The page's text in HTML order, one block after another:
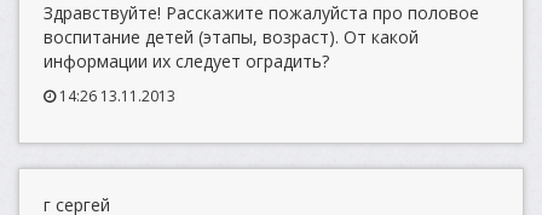
Здравствуйте! Расскажите пожалуйста про половое
воспитание детей (этапы, возраст). От какой
информации их следует оградить?
14:26 13.11.2013
г сергей